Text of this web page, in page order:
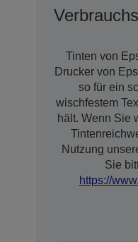
Tinten von
Drucker von
so für ein
wischfestem
hält. Wenn Sie
Nutzung
Sie
https://